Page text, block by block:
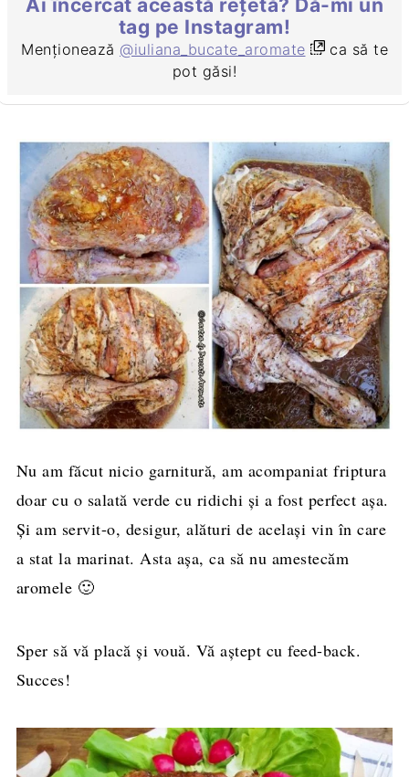
Ai încercat această rețetă? Dă-mi un
tag pe Instagram!
Menționează @iuliana_bucate_aromate
ca să te
pot găsi!
Nu am făcut nicio garnitură, am acompaniat friptura
doar cu o salată verde cu ridichi şi a fost perfect aşa.
Şi am servit-o, desigur, alături de acelaşi vin în care
a stat la marinat. Asta aşa, ca să nu amestecăm
aromele 🙂
Sper să vă placă şi vouă. Vă aştept cu feed-back.
Succes!